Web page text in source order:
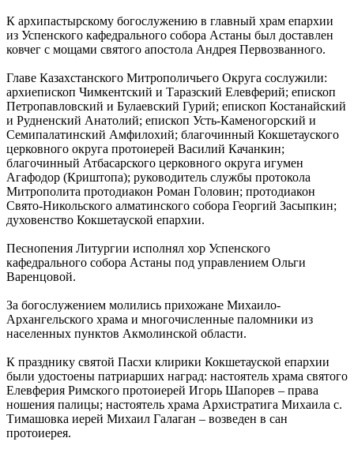
К архипастырскому богослужению в главный храм епархии
из Успенского кафедрального собора Астаны был доставлен
ковчег с мощами святого апостола Андрея Первозванного.
Главе Казахстанского Митрополичьего Округа сослужили:
архиепископ Чимкентский и Таразский Елевферий; епископ
Петропавловский и Булаевский Гурий; епископ Костанайский
и Рудненский Анатолий; епископ Усть-Каменогорский и
Семипалатинский Амфилохий; благочинный Кокшетауского
церковного округа протоиерей Василий Качанкин;
благочинный Атбасарского церковного округа игумен
Агафодор (Криштопа); руководитель службы протокола
Митрополита протодиакон Роман Головин; протодиакон
Свято-Никольского алматинского собора Георгий Засыпкин;
духовенство Кокшетауской епархии.
Песнопения Литургии исполнял хор Успенского
кафедрального собора Астаны под управлением Ольги
Варенцовой.
За богослужением молились прихожане Михаило-
Архангельского храма и многочисленные паломники из
населенных пунктов Акмолинской области.
К празднику святой Пасхи клирики Кокшетауской епархии
были удостоены патриарших наград: настоятель храма святого
Елевферия Римского протоиерей Игорь Шапорев – права
ношения палицы; настоятель храма Архистратига Михаила с.
Тимашовка иерей Михаил Галаган – возведен в сан
протоиерея.